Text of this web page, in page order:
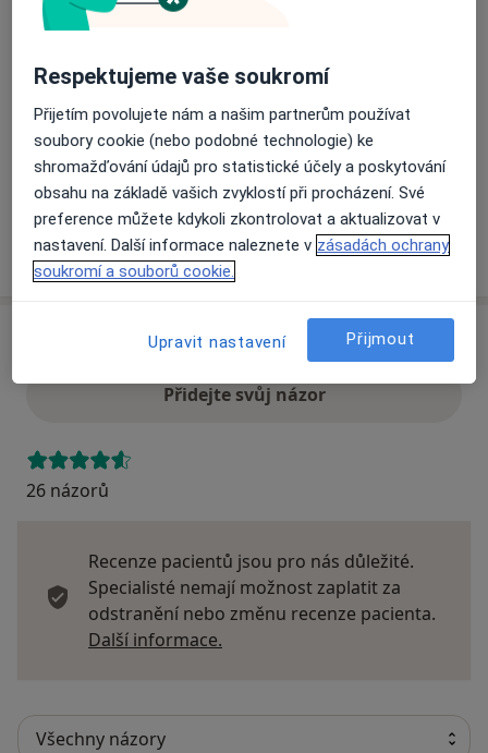
Co mám v takové situaci udělat?
Způsoby platby (soukromé návštěvy)
Na teto adrese lékař přijímá pacienty na pojišťovnu
Detaily
Více
Přidejte svůj názor
26 názorů
Recenze pacientů jsou pro nás důležité.
Specialisté nemají možnost zaplatit za
odstranění nebo změnu recenze pacienta.
Další informace.
Respektujeme vaše soukromí
Přijetím povolujete nám a našim partnerům používat
soubory cookie (nebo podobné technologie) ke
shromažďování údajů pro statistické účely a poskytování
obsahu na základě vašich zvyklostí při procházení. Své
preference můžete kdykoli zkontrolovat a aktualizovat v
nastavení. Další informace naleznete v zásadách ochrany
soukromí a souborů cookie.
Upravit nastavení Přijmout